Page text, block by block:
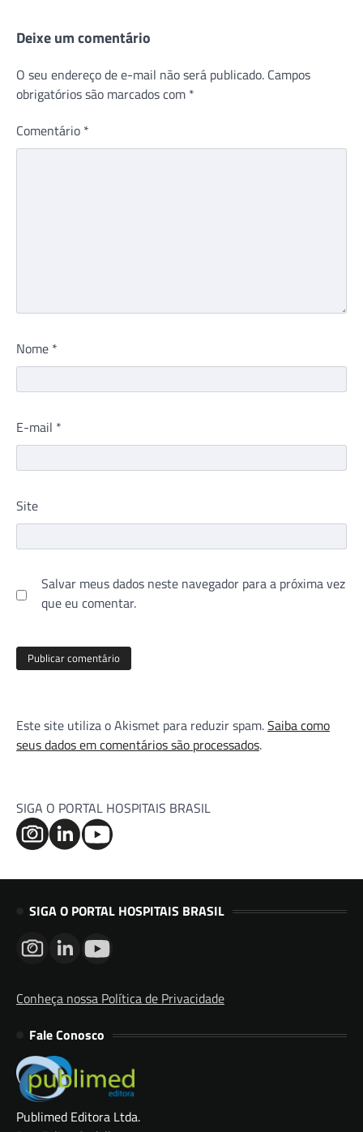
Deixe um comentário
O seu endereço de e-mail não será publicado. Campos
obrigatórios são marcados com *
Comentário *
Nome *
E-mail *
Site
Salvar meus dados neste navegador para a próxima vez
que eu comentar.
Este site utiliza o Akismet para reduzir spam.Saiba como
seus dados em comentários são processados.
SIGA O PORTAL HOSPITAIS BRASIL
SIGA O PORTAL HOSPITAIS BRASIL
Conheça nossa Política de Privacidade
Fale Conosco
Publimed Editora Ltda.